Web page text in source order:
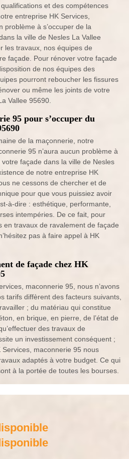
et des compétences
entreprise HK Services,
problème à s’occuper de la
la ville de Nesles La Vallee
les travaux, nos équipes de
façade. Pour rénover votre façade
de nos équipes des
pourront reboucher les fissures
ou même les joints de votre
Vallee 95690.
95 pour s’occuper du
de la maçonnerie, notre
95 n’aura aucun problème à
façade dans la ville de Nesles
de notre entreprise HK
ne cessons de chercher et de
pour que vous puissiez avoir
à-dire : esthétique, performante,
intempéries. De ce fait, pour
en travaux de ravalement de façade
pas à faire appel à HK
de façade chez HK
maconnerie 95, nous n’avons
tarifs diffèrent des facteurs suivants,
; du matériau qui constitue
en brique, en pierre, de l’état de
des travaux de
un investissement conséquent ;
Services, maconnerie 95 nous
adaptés à votre budget. Ce qui
à la portée de toutes les bourses.